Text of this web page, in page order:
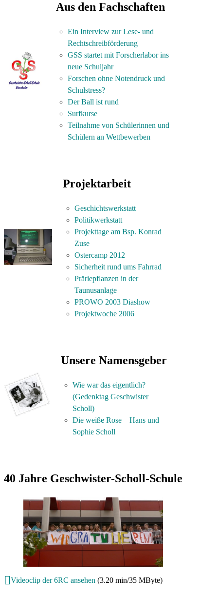
Aus den Fachschaften
Ein Interview zur Lese- und
Rechtschreibförderung
GSS startet mit Forscherlabor ins
neue Schuljahr
Forschen ohne Notendruck und
Schulstress?
Der Ball ist rund
Surfkurse
Teilnahme von Schülerinnen und
Schülern an Wettbewerben
Projektarbeit
Geschichtswerkstatt
Politikwerkstatt
Projekttage am Bsp. Konrad
Zuse
Ostercamp 2012
Sicherheit rund ums Fahrrad
Präriepflanzen in der
Taunusanlage
PROWO 2003 Diashow
Projektwoche 2006
Unsere Namensgeber
Wie war das eigentlich?
(Gedenktag Geschwister
Scholl)
Die weiße Rose – Hans und
Sophie Scholl
40 Jahre Geschwister-Scholl-Schule
Videoclip der 6RC ansehen (3.20 min/35 MByte)